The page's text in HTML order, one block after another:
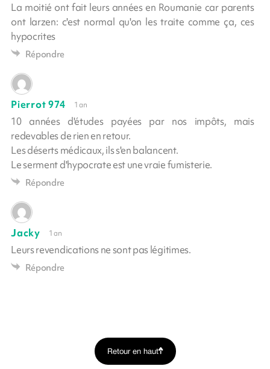
La moitié ont fait leurs années en Roumanie car parents
ont larzen: c'est normal qu'on les traite comme ça, ces
hypocrites
Répondre
Pierrot 974 1 an
10 années d'études payées par nos impôts, mais
redevables de rien en retour.
Les déserts médicaux, ils s'en balancent.
Le serment d'hypocrate est une vraie fumisterie.
Répondre
Jacky 1 an
Leurs revendications ne sont pas légitimes.
Répondre
Retour en haut